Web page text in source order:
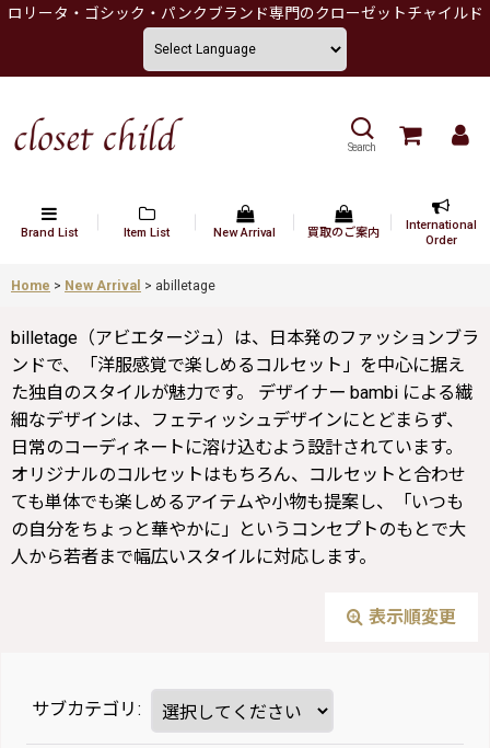
ロリータ・ゴシック・パンクブランド専門のクローゼットチャイルド
Search
Brand List Item List New Arrival 買取のご案内
International
Order
Home > New Arrival > abilletage
billetage（アビエタージュ）は、日本発のファッションブラ
ンドで、「洋服感覚で楽しめるコルセット」を中心に据え
た独自のスタイルが魅力です。 デザイナー bambi による繊
細なデザインは、フェティッシュデザインにとどまらず、
日常のコーディネートに溶け込むよう設計されています。
オリジナルのコルセットはもちろん、コルセットと合わせ
ても単体でも楽しめるアイテムや小物も提案し、「いつも
の自分をちょっと華やかに」というコンセプトのもとで大
人から若者まで幅広いスタイルに対応します。
表示順変更
サブカテゴリ :